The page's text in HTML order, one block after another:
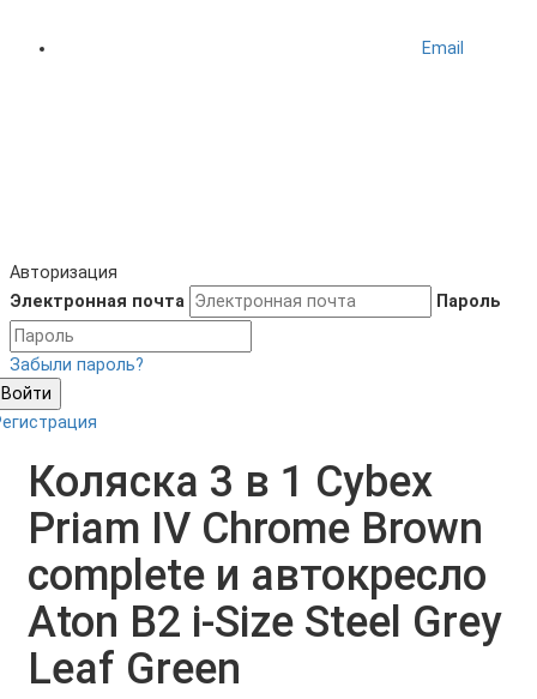
Email
Авторизация
Электронная почта
Пароль
Забыли пароль?
Войти
Коляска 3 в 1 Cybex
Priam IV Chrome Brown
complete и автокресло
Aton B2 i-Size Steel Grey
Leaf Green